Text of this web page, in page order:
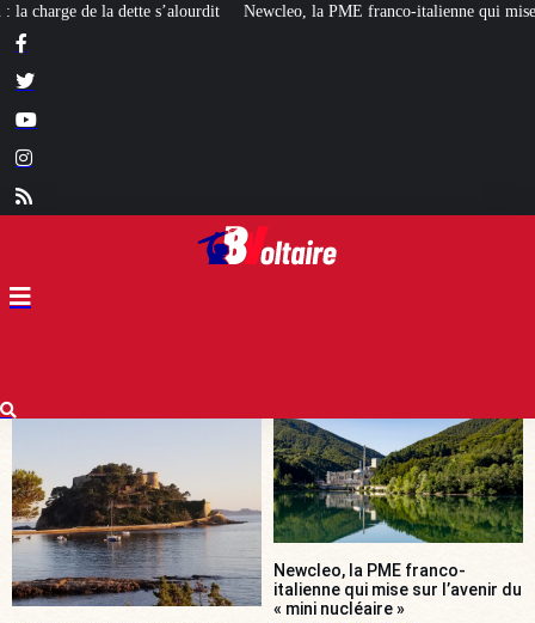
la PME franco-italienne qui mise sur l’avenir du « mini nucléaire »
Newcleo, la PME franco-
italienne qui mise sur l’avenir du
« mini nucléaire »